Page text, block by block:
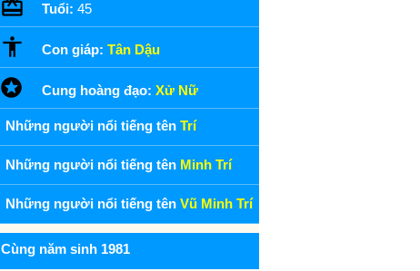
Tuổi: 45
Con giáp: Tân Dậu
Cung hoàng đạo: Xử Nữ
Những người nổi tiếng tên Trí
Những người nổi tiếng tên Minh Trí
Những người nổi tiếng tên Vũ Minh Trí
Cùng năm sinh 1981